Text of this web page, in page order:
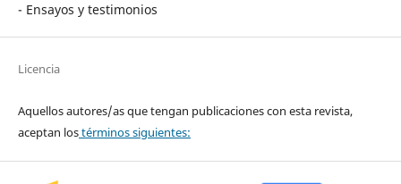
- Ensayos y testimonios
Licencia
Aquellos autores/as que tengan publicaciones con esta revista,
aceptan lostérminos siguientes: